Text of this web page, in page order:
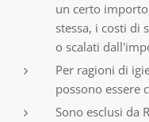
un certo
stessa, i costi di
o scalati
Per ragioni di
possono essere
Sono esclusi da